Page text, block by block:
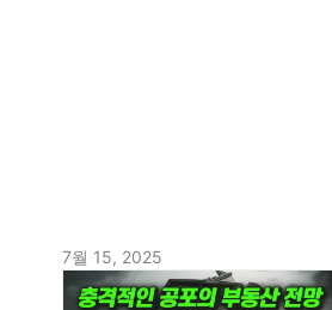
7월 15, 2025